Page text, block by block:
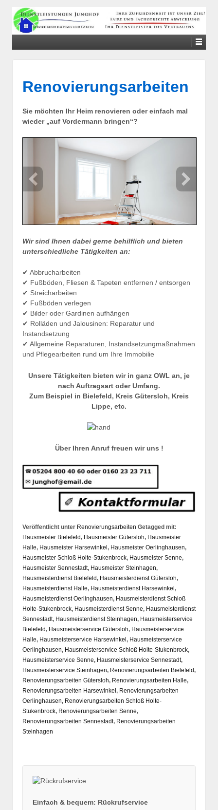
SKIP
TO
CONTENT
Renovierungsarbeiten
Sie möchten Ihr Heim renovieren oder einfach mal
wieder „auf Vordermann bringen“?
Wir sind Ihnen dabei gerne behilflich und bieten
unterschiedliche Tätigkeiten an:
✔ Abbrucharbeiten
✔ Fußböden, Fliesen & Tapeten entfernen / entsorgen
✔ Streicharbeiten
✔ Fußböden verlegen
✔ Bilder oder Gardinen aufhängen
✔ Rolläden und Jalousinen: Reparatur und
Instandsetzung
✔ Allgemeine Reparaturen, Instandsetzungmaßnahmen
und Pflegearbeiten rund um Ihre Immobilie
Unsere Tätigkeiten bieten wir in ganz OWL an, je
nach Auftragsart oder Umfang.
Zum Beispiel in Bielefeld, Kreis Gütersloh, Kreis
Lippe, etc.
Über Ihren Anruf freuen wir uns !
Veröffentlicht unter Renovierungsarbeiten Getagged mit:
Hausmeister Bielefeld, Hausmeister Gütersloh, Hausmeister
Halle, Hausmeister Harsewinkel , Hausmeister Oerlinghausen,
Hausmeister Schloß Holte-Stukenbrock, Hausmeister Senne,
Hausmeister Sennestadt, Hausmeister Steinhagen,
Hausmeisterdienst Bielefeld, Hausmeisterdienst Gütersloh,
Hausmeisterdienst Halle, Hausmeisterdienst Harsewinkel ,
Hausmeisterdienst Oerlinghausen, Hausmeisterdienst Schloß
Holte-Stukenbrock, Hausmeisterdienst Senne, Hausmeisterdienst
Sennestadt, Hausmeisterdienst Steinhagen, Hausmeisterservice
Bielefeld, Hausmeisterservice Gütersloh, Hausmeisterservice
Halle, Hausmeisterservice Harsewinkel , Hausmeisterservice
Oerlinghausen, Hausmeisterservice Schloß Holte-Stukenbrock,
Hausmeisterservice Senne, Hausmeisterservice Sennestadt,
Hausmeisterservice Steinhagen, Renovierungsarbeiten Bielefeld,
Renovierungsarbeiten Gütersloh, Renovierungsarbeiten Halle,
Renovierungsarbeiten Harsewinkel , Renovierungsarbeiten
Oerlinghausen, Renovierungsarbeiten Schloß Holte-
Stukenbrock, Renovierungsarbeiten Senne,
Renovierungsarbeiten Sennestadt, Renovierungsarbeiten
Steinhagen
Einfach & bequem: Rückrufservice